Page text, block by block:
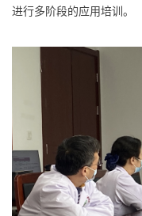
进行多阶段的应用培训。